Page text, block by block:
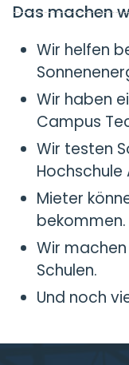
Das machen
Wir helfen
Wir haben
Campus
Wir testen
Hochschule
Mieter
bekommen.
Wir
Schulen.
Und noch